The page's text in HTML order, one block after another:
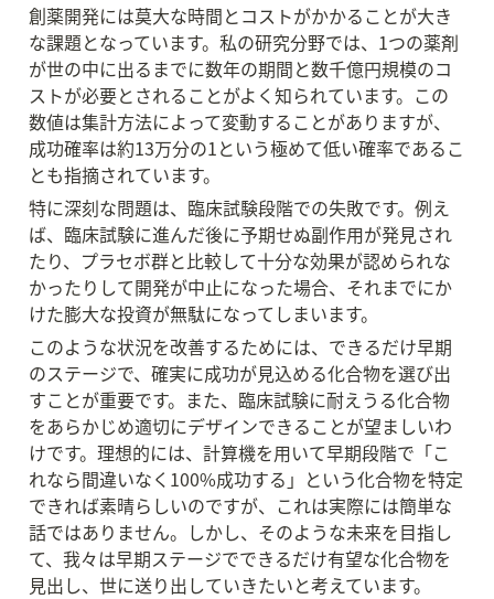
創薬開発には莫大な時間とコストがかかることが大き
な課題となっています。私の研究分野では、1つの薬剤
が世の中に出るまでに数年の期間と数千億円規模のコ
ストが必要とされることがよく知られています。この
数値は集計方法によって変動することがありますが、
成功確率は約13万分の1という極めて低い確率であるこ
とも指摘されています。
特に深刻な問題は、臨床試験段階での失敗です。例え
ば、臨床試験に進んだ後に予期せぬ副作用が発見され
たり、プラセボ群と比較して十分な効果が認められな
かったりして開発が中止になった場合、それまでにか
けた膨大な投資が無駄になってしまいます。
このような状況を改善するためには、できるだけ早期
のステージで、確実に成功が見込める化合物を選び出
すことが重要です。また、臨床試験に耐えうる化合物
をあらかじめ適切にデザインできることが望ましいわ
けです。理想的には、計算機を用いて早期段階で「こ
れなら間違いなく100%成功する」という化合物を特定
できれば素晴らしいのですが、これは実際には簡単な
話ではありません。しかし、そのような未来を目指し
て、我々は早期ステージでできるだけ有望な化合物を
見出し、世に送り出していきたいと考えています。